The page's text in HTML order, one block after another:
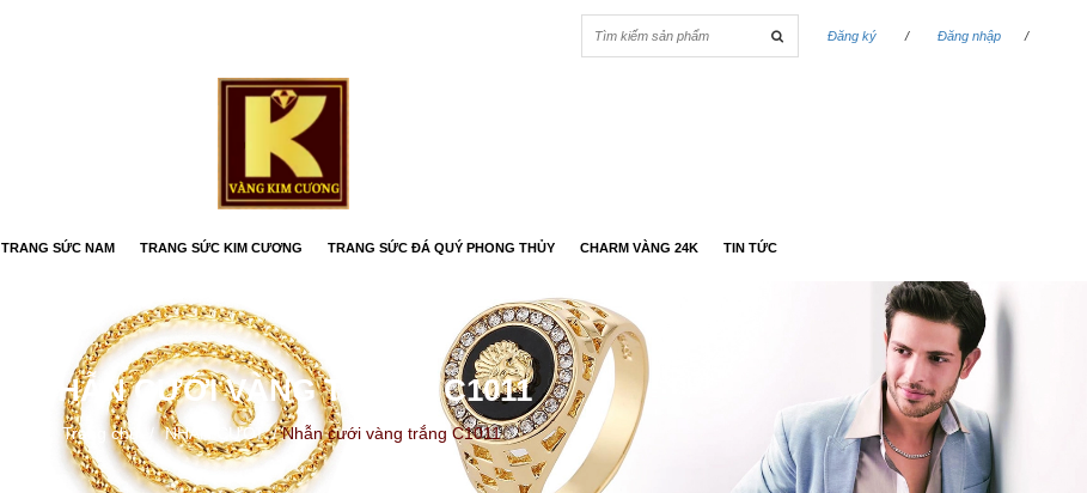
Đăng ký
/ Đăng nhập /
TRANG SỨC NAM TRANG SỨC KIM CƯƠNG TRANG SỨC ĐÁ QUÝ PHONG THỦY CHARM VÀNG 24K TIN TỨC
NHẪN CƯỚI VÀNG TRẮNG C1011
Trang chủ NHẪN CƯỚI / Nhẫn cưới vàng trắng C1011